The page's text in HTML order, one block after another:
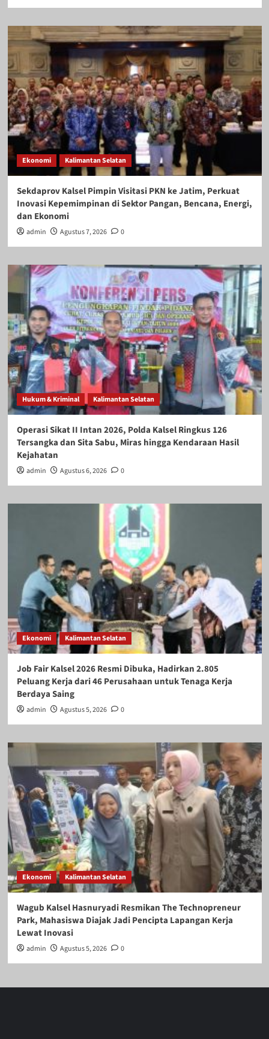
Ekonomi Kalimantan Selatan
Sekdaprov Kalsel Pimpin Visitasi PKN ke Jatim, Perkuat
Inovasi Kepemimpinan di Sektor Pangan, Bencana, Energi,
dan Ekonomi
admin Agustus 7, 2026 0
Hukum & Kriminal Kalimantan Selatan
Operasi Sikat II Intan 2026, Polda Kalsel Ringkus 126
Tersangka dan Sita Sabu, Miras hingga Kendaraan Hasil
Kejahatan
admin Agustus 6, 2026 0
Ekonomi Kalimantan Selatan
Job Fair Kalsel 2026 Resmi Dibuka, Hadirkan 2.805
Peluang Kerja dari 46 Perusahaan untuk Tenaga Kerja
Berdaya Saing
admin Agustus 5, 2026 0
Ekonomi Kalimantan Selatan
Wagub Kalsel Hasnuryadi Resmikan The Technopreneur
Park, Mahasiswa Diajak Jadi Pencipta Lapangan Kerja
Lewat Inovasi
admin Agustus 5, 2026 0